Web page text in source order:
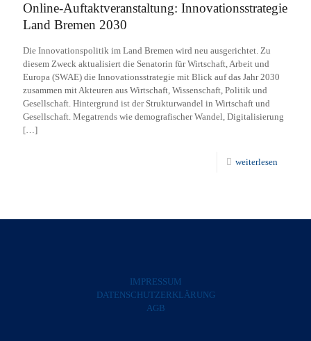
Online-Auftaktveranstaltung: Innovationsstrategie
Land Bremen 2030
Die Innovationspolitik im Land Bremen wird neu ausgerichtet. Zu
diesem Zweck aktualisiert die Senatorin für Wirtschaft, Arbeit und
Europa (SWAE) die Innovationsstrategie mit Blick auf das Jahr 2030
zusammen mit Akteuren aus Wirtschaft, Wissenschaft, Politik und
Gesellschaft. Hintergrund ist der Strukturwandel in Wirtschaft und
Gesellschaft. Megatrends wie demografischer Wandel, Digitalisierung
[…]
weiterlesen
IMPRESSUM
DATENSCHUTZERKLÄRUNG
AGB